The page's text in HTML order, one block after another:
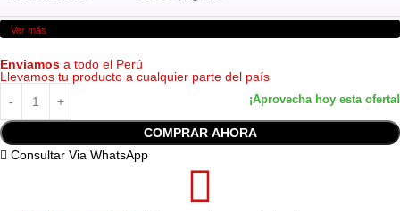
Ver más
Enviamos a todo el Perú
Llevamos tu producto a cualquier parte del país
COMPRAR AHORA
Consultar Via WhatsApp